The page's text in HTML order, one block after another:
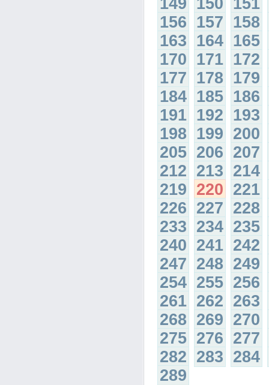
149 150 151
156 157 158
163 164 165
170 171 172
177 178 179
184 185 186
191 192 193
198 199 200
205 206 207
212 213 214
219 220 221
226 227 228
233 234 235
240 241 242
247 248 249
254 255 256
261 262 263
268 269 270
275 276 277
282 283 284
289